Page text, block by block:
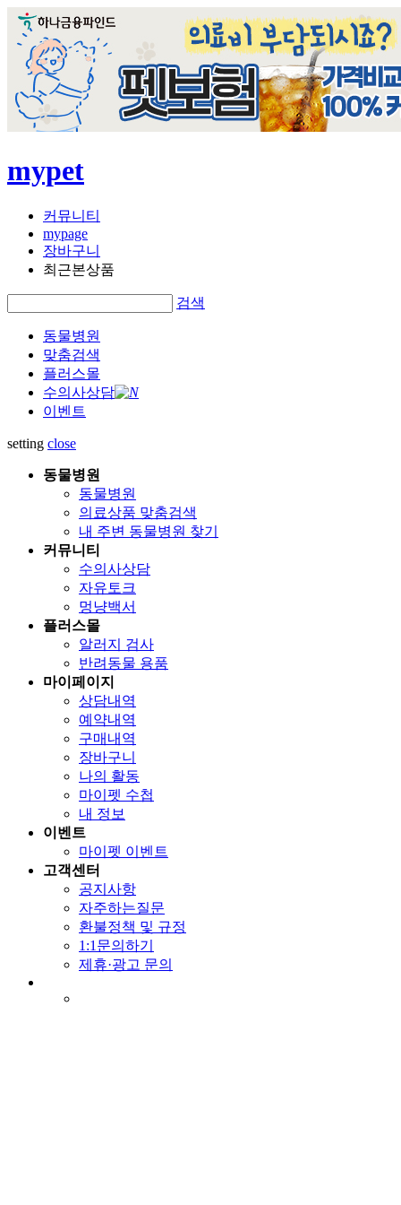
mypet
커뮤니티
mypage
장바구니
최근본상품
검색
동물병원
맞춤검색
플러스몰
수의사상담
이벤트
setting close
동물병원
동물병원
의료상품 맞춤검색
내 주변 동물병원 찾기
커뮤니티
수의사상담
자유토크
멍냥백서
플러스몰
알러지 검사
반려동물 용품
마이페이지
상담내역
예약내역
구매내역
장바구니
나의 활동
마이펫 수첩
내 정보
이벤트
마이펫 이벤트
고객센터
공지사항
자주하는질문
환불정책 및 규정
1:1문의하기
제휴·광고 문의